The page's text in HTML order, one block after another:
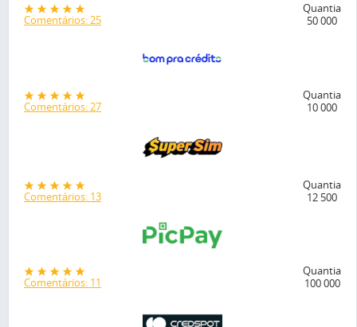
Comentários: 25
Quantia
50 000
Comentários: 27
Quantia
10 000
Comentários: 13
Quantia
12 500
Comentários: 11
Quantia
100 000